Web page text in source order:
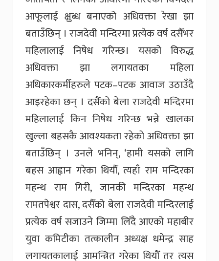
आफूलाई क्षुब्ध बनाएको अधिवक्ता रेखा झा
बताउँछिन् । राजदेवी मन्दिरमा प्रत्येक वर्ष दसैँभर
महिलालाई निषेध गरिन्छ। यसको विरुद्ध
अधिवक्ता झा लगायतका महिला
अधिकारकर्मीहरुले पटक–पटक आवाज उठाउँदै
आइरहेका छन् । दसैँको बेला राजदेवी मन्दिरमा
महिलालाई किन निषेध गरिन्छ भन्ने खालका
खुल्ला बहसकै आवश्यकता रहेको अधिवक्ता झा
बताउँछिन् । उनले भनिन्, ‘हामी यसको लागि
बहस आह्वान गरेका थियौँ, त्यहाँ राम मन्दिरका
महन्थ राम गिरी, जानकी मन्दिरका महन्थ
रामतपेश्वर दास, दसैँको बेला राजदेवी मन्दिरलाई
प्रत्येक वर्ष सजाउने जिम्मा लिँदै आएको महाबीर
युवा कमिटीका तत्कालीन अध्यक्ष धमेन्द्र साह
लगायतकालाई आमन्त्रित गरेका थियौँ तर त्यस